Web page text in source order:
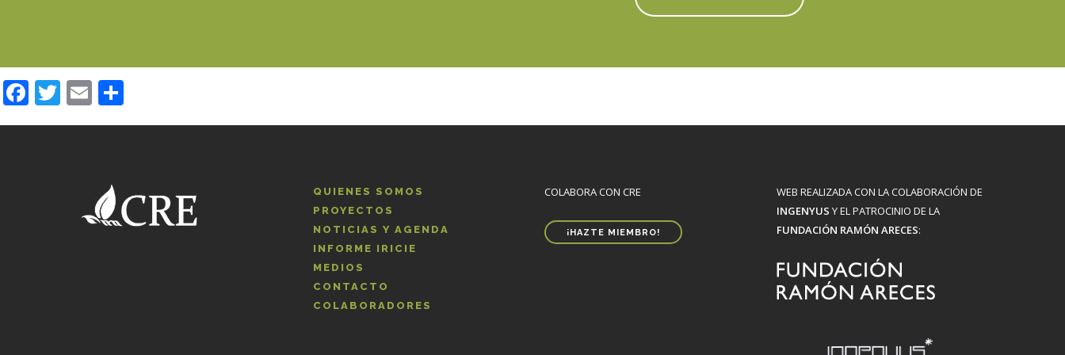
Facebook
Twitter
Email
QUIENES SOMOS
PROYECTOS
NOTICIAS Y AGENDA
INFORME IRICIE
MEDIOS
CONTACTO
COLABORADORES
COLABORA CON CRE
¡HAZTE MIEMBRO!
WEB REALIZADA CON LA COLABORACIÓN DE
INGENYUS Y EL PATROCINIO DE LA
FUNDACIÓN RAMÓN ARECES: